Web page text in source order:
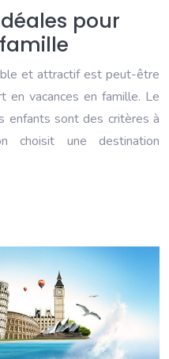
pour
et attractif est peut-être
en vacances en famille. Le
enfants sont des critères à
choisit une destination